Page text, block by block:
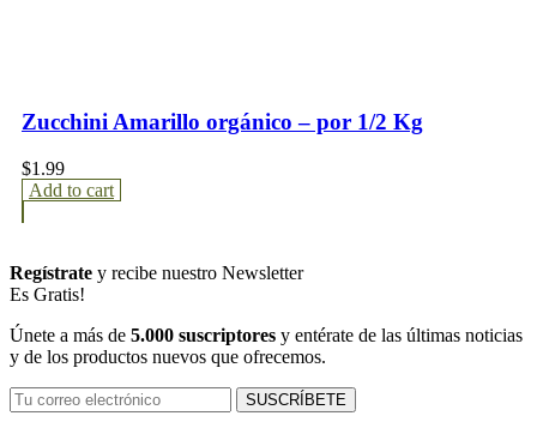
Zucchini Amarillo orgánico – por 1/2 Kg
$1.99
Add to cart
Regístrate y recibe nuestro Newsletter
Es Gratis!
Únete a más de 5.000 suscriptores y entérate de las últimas noticias
y de los productos nuevos que ofrecemos.